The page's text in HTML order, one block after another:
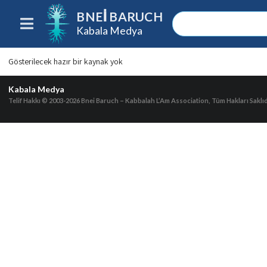
BNEI BARUCH
Kabala Medya
Gösterilecek hazır bir kaynak yok
Kabala Medya
Telif Hakkı © 2003-2026Bnei Baruch – Kabbalah L’Am Association, Tüm Hakları